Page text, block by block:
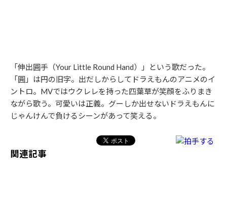
「伸出圓手（Your Little Round Hand）」という歌だった。
「圓」は円の旧字。出だしからしてドラえもんのアニメのイ
ントロ。MVではウクレレを持った四葉草が笑顔をふりまき
ながら歌う。可愛いは正義。グーしか出せないドラえもんに
じゃんけんで負けるシーンがあって笑える。
関連記事